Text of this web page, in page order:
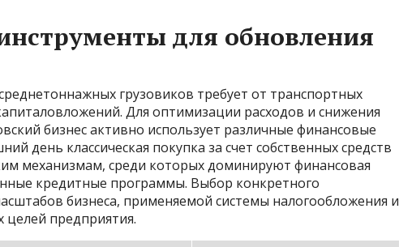
для обновления
грузовиков требует от транспортных
Для оптимизации расходов и снижения
бизнес активно использует различные финансовые
день классическая покупка за счет собственных средств
механизмам, среди которых доминируют финансовая
кредитные программы. Выбор конкретного
бизнеса, применяемой системы налогообложения и
целей предприятия.